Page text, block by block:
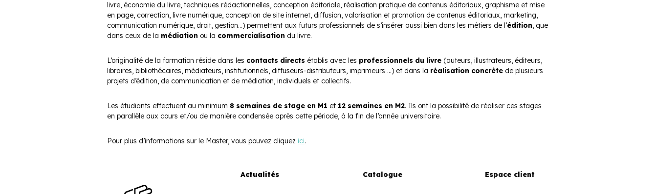
livre, économie du livre, techniques rédactionnelles, conception éditoriale, réalisation pratique de contenus éditoriaux, graphisme et mise
en page, correction, livre numérique, conception de site internet, diffusion, valorisation et promotion de contenus éditoriaux, marketing,
communication numérique, droit, gestion…) permettent aux futurs professionnels de s’insérer aussi bien dans les métiers de l’édition, que
dans ceux de la médiation ou la commercialisation du livre.
L’originalité de la formation réside dans les contacts directs établis avec les professionnels du livre (auteurs, illustrateurs, éditeurs,
libraires, bibliothécaires, médiateurs, institutionnels, diffuseurs-distributeurs, imprimeurs …) et dans la réalisation concrète de plusieurs
projets d’édition, de communication et de médiation, individuels et collectifs.
Les étudiants effectuent au minimum 8 semaines de stage en M1 et 12 semaines en M2. Ils ont la possibilité de réaliser ces stages
en parallèle aux cours et/ou de manière condensée après cette période, à la fin de l’année universitaire.
Pour plus d’informations sur le Master, vous pouvez cliquez ici.
Actualités Catalogue Espace client